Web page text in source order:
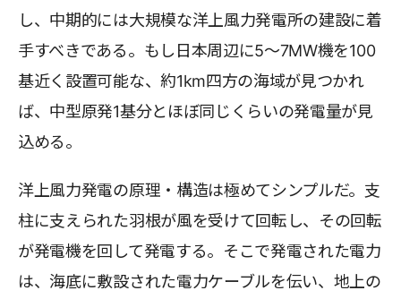
し、中期的には大規模な洋上風力発電所の建設に着
手すべきである。もし日本周辺に5〜7MW機を100
基近く設置可能な、約1km四方の海域が見つかれ
ば、中型原発1基分とほぼ同じくらいの発電量が見
込める。
洋上風力発電の原理・構造は極めてシンプルだ。支
柱に支えられた羽根が風を受けて回転し、その回転
が発電機を回して発電する。そこで発電された電力
は、海底に敷設された電力ケーブルを伝い、地上の